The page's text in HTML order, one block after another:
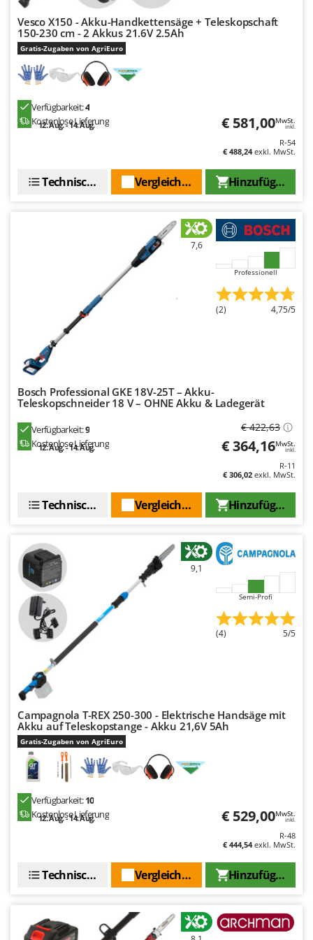
MTD
N
New O.M.R.A.
Ninja
Novatec
NuAir
Ompagrill
Ooni
Oriental Koshin
Outdoorchef
P
Palazzetti
Paterlini
Pramac
Prismafood
R
R.G.V.
Rato
Reber
Redback
Resto Italia
Ribimex
Ripartrak
Ritter
River Systems
Robomow
Rossofuoco
S.T.P.
Vesco X150 - Akku-Handkettensäge + Teleskopschaft
150-230 cm - 2 Akkus 21.6V 2.5Ah
Gratis-Zugaben von AgriEuro
Verfügbarkeit:4
Kostenlose Lieferung
12. Aug. - 14. Aug. € 581,00MwSt.
inkl.
R-54
€ 488,24exkl. MwSt.
Hinzufügen
Vergleichen Sie
Technische Daten
7,6
Professionell
(2) 4,75/5
Bosch Professional GKE 18V-25T – Akku-
Teleskopschneider 18 V – OHNE Akku & Ladegerät
Verfügbarkeit:9
Kostenlose Lieferung
12. Aug. - 14. Aug.
€ 422,63
€ 364,16MwSt.
inkl.
R-11
€ 306,02 exkl. MwSt.
Hinzufügen
Vergleichen Sie
Technische Daten
9,1
Semi-Profi
(4) 5/5
Campagnola T-REX 250-300 - Elektrische Handsäge mit
Akku auf Teleskopstange - Akku 21,6V 5Ah
Gratis-Zugaben von AgriEuro
Verfügbarkeit:10
Kostenlose Lieferung
12. Aug. - 14. Aug. € 529,00MwSt.
inkl.
R-48
€ 444,54exkl. MwSt.
Hinzufügen
Vergleichen Sie
Technische Daten